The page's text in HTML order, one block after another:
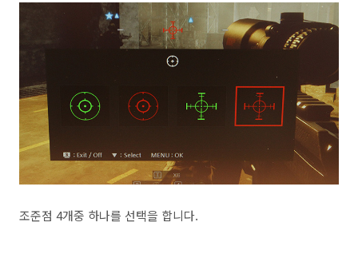
조준점 4개중 하나를 선택을 합니다.